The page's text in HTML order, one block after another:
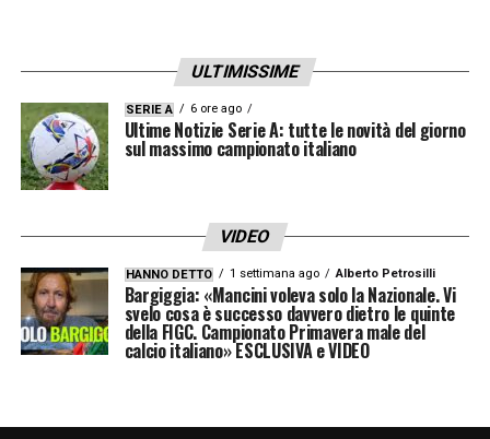
ULTIMISSIME
SERIE A 6 ore ago
Ultime Notizie Serie A: tutte le novità del giorno
sul massimo campionato italiano
VIDEO
HANNO DETTO 1 settimana ago Alberto Petrosilli
Bargiggia: «Mancini voleva solo la Nazionale. Vi
svelo cosa è successo davvero dietro le quinte
della FIGC. Campionato Primavera male del
calcio italiano» ESCLUSIVA e VIDEO